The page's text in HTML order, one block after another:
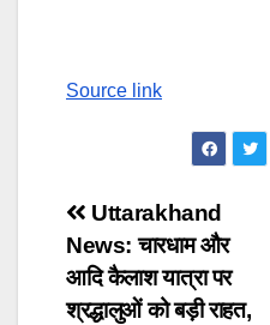
Source link
Post
navigation
Uttarakhand
News: चारधाम और
आदि कैलाश यात्रा पर
श्रद्धालुओं को बड़ी राहत,